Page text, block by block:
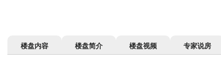
楼盘内容 楼盘简介 楼盘视频 专家说房